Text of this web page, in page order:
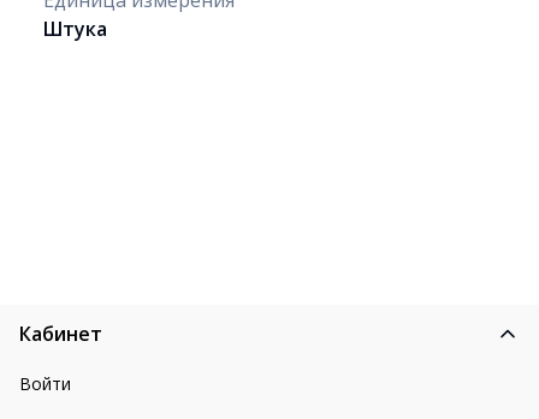
Штука
Кабинет
Войти